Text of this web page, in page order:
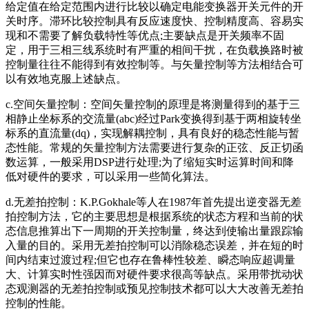
给定值在给定范围内进行比较以确定电能变换器开关元件的开
关时序。滞环比较控制具有反应速度快、控制精度高、容易实
现和不需要了解负载特性等优点;主要缺点是开关频率不固
定，用于三相三线系统时有严重的相间干扰，在负载换路时被
控制量往往不能得到有效控制等。与矢量控制等方法相结合可
以有效地克服上述缺点。
c.空间矢量控制：空间矢量控制的原理是将测量得到的基于三
相静止坐标系的交流量(abc)经过Park变换得到基于两相旋转坐
标系的直流量(dq)，实现解耦控制，具有良好的稳态性能与暂
态性能。常规的矢量控制方法需要进行复杂的正弦、反正切函
数运算，一般采用DSP进行处理;为了缩短实时运算时间和降
低对硬件的要求，可以采用一些简化算法。
d.无差拍控制：K.P.Gokhale等人在1987年首先提出逆变器无差
拍控制方法，它的主要思想是根据系统的状态方程和当前的状
态信息推算出下一周期的开关控制量，终达到使输出量跟踪输
入量的目的。采用无差拍控制可以消除稳态误差，并在短的时
间内结束过渡过程;但它也存在鲁棒性较差、瞬态响应超调量
大、计算实时性强因而对硬件要求很高等缺点。采用带扰动状
态观测器的无差拍控制或预见控制技术都可以大大改善无差拍
控制的性能。